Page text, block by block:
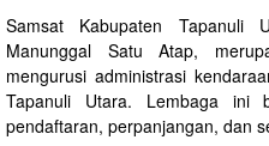
Samsat Kabupaten Tapanuli
Manunggal Satu Atap,
mengurusi administrasi
Tapanuli Utara. Lembaga ini
pendaftaran, perpanjangan, dan